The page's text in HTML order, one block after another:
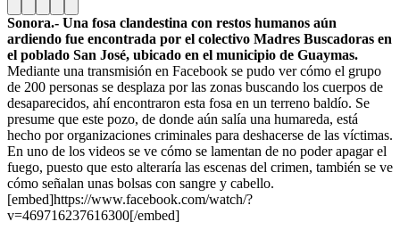
Sonora.- Una fosa clandestina con restos humanos aún
ardiendo fue encontrada por el colectivo Madres Buscadoras en
el poblado San José, ubicado en el municipio de Guaymas.
Mediante una transmisión en Facebook se pudo ver cómo el grupo
de 200 personas se desplaza por las zonas buscando los cuerpos de
desaparecidos, ahí encontraron esta fosa en un terreno baldío. Se
presume que este pozo, de donde aún salía una humareda, está
hecho por organizaciones criminales para deshacerse de las víctimas.
En uno de los videos se ve cómo se lamentan de no poder apagar el
fuego, puesto que esto alteraría las escenas del crimen, también se ve
cómo señalan unas bolsas con sangre y cabello.
[embed]https://www.facebook.com/watch/?
v=469716237616300[/embed]